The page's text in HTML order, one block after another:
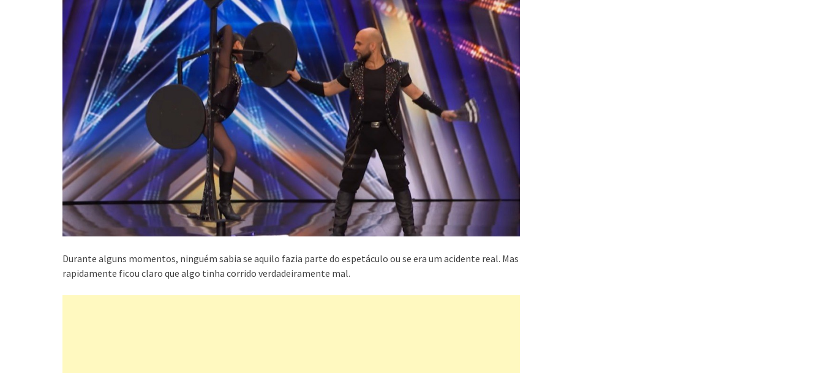
Durante alguns momentos, ninguém sabia se aquilo fazia parte do espetáculo ou se era um acidente real. Mas
rapidamente ficou claro que algo tinha corrido verdadeiramente mal.